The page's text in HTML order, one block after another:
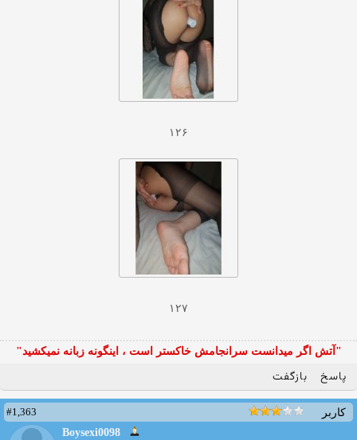
۱۲۶
۱۲۷
"آتش اگر ميدانست سرانجامش خاكستر است ، اينگونه زبانه نميكشيد"
پاسخ بازگفت
کاربر
#1,363
Boysexi0098